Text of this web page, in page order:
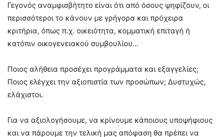
Γεγονός αναμφισβήτητο είναι ότι από όσους ψηφίζουν, οι
περισσότεροι το κάνουν με γρήγορα και πρόχειρα
κριτήρια, όπως π.χ. οικειότητα, κομματική επιταγή ή
κατόπιν οικογενειακού συμβουλίου…
Ποιος αλήθεια προσέχει προγράμματα και εξαγγελίες;
Ποιος ελέγχει την αξιοπιστία των προσώπων; Δυστυχώς,
ελάχιστοι.
Για να αξιολογήσουμε, να κρίνουμε κάποιους υποψήφιους
και να πάρουμε την τελική μας απόφαση θα πρέπει να